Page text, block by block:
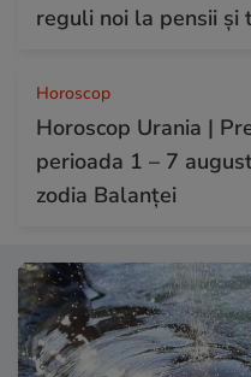
reguli noi la pensii și
Horoscop
Horoscop Urania |
perioada 1 – 7
zodia Balanței